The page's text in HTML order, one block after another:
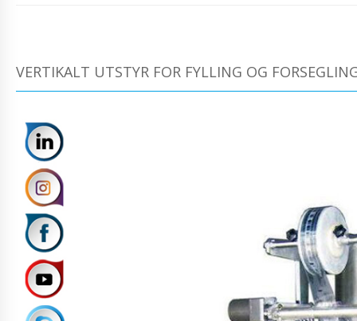
VERTIKALT UTSTYR FOR FYLLING OG